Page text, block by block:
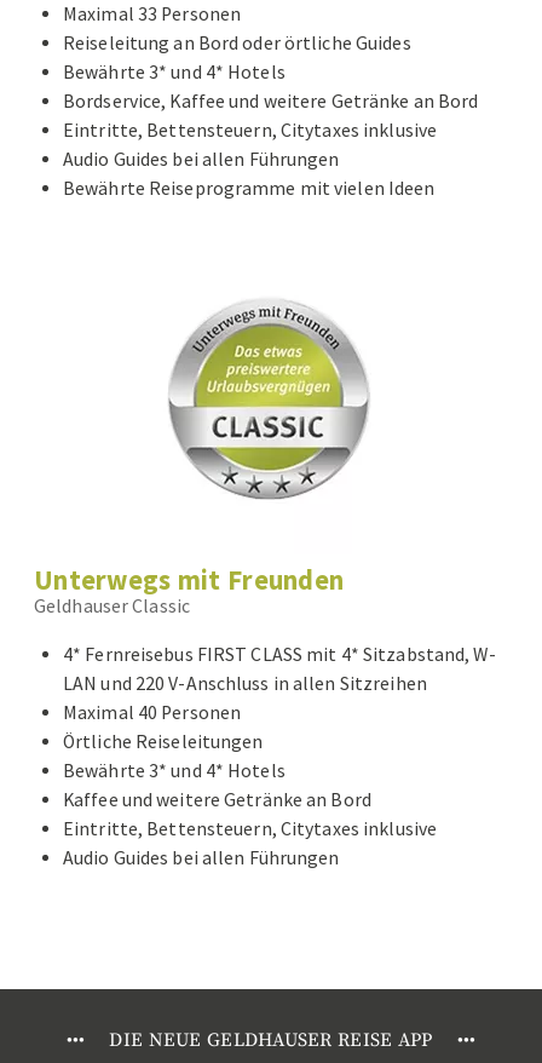
Maximal 33 Personen
Reiseleitung an Bord oder örtliche Guides
Bewährte 3* und 4* Hotels
Bordservice, Kaffee und weitere Getränke an Bord
Eintritte, Bettensteuern, Citytaxes inklusive
Audio Guides bei allen Führungen
Bewährte Reiseprogramme mit vielen Ideen
Unterwegs mit Freunden
Geldhauser Classic
4* Fernreisebus FIRST CLASS mit 4* Sitzabstand, W-
LAN und 220 V-Anschluss in allen Sitzreihen
Maximal 40 Personen
Örtliche Reiseleitungen
Bewährte 3* und 4* Hotels
Kaffee und weitere Getränke an Bord
Eintritte, Bettensteuern, Citytaxes inklusive
Audio Guides bei allen Führungen
••• DIE NEUE GELDHAUSER REISE APP •••